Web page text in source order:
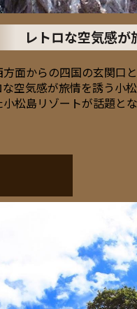
レトロな空気感が
面からの四国の玄関口
な空気感が旅情を誘う小
松島リゾートが話題とな